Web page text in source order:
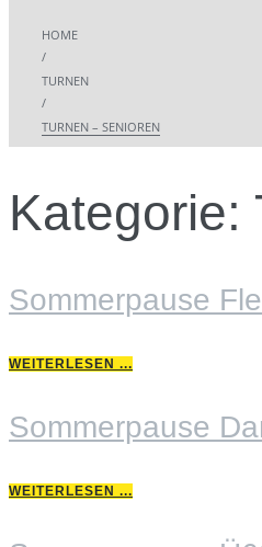
HOME
/
TURNEN
/
TURNEN – SENIOREN
Kategorie:
Sommerpause
WEITERLESEN ...
Sommerpause
WEITERLESEN ...